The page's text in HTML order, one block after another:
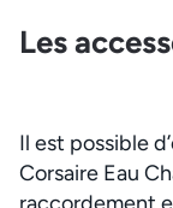
Les
Il est possible
Corsaire Eau